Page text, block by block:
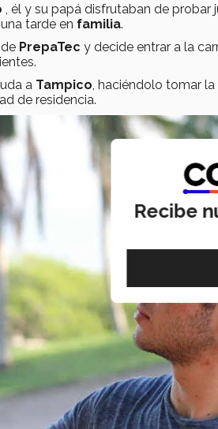
, él y su papá disfrutaban de
tarde en familia.
PrepaTec y decide entrar a la
a Tampico , haciéndolo tomar
de residencia.
Recibe